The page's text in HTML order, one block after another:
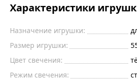
Характеристики
Назначение игрушки:
Размер игрушки:
Цвет свечения:
Режим свечения: